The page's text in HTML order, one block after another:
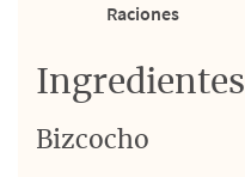
Raciones
Ingredientes
Bizcocho